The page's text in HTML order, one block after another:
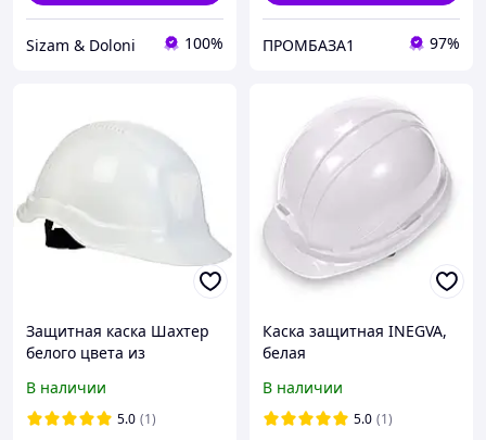
Sizam & Doloni 100% ПРОМБАЗА1 97%
Защитная каска Шахтер
белого цвета из
полиэтилена низкого
давления
В наличии
5.0 (1)
Каска защитная INEGVA,
белая
В наличии
5.0 (1)